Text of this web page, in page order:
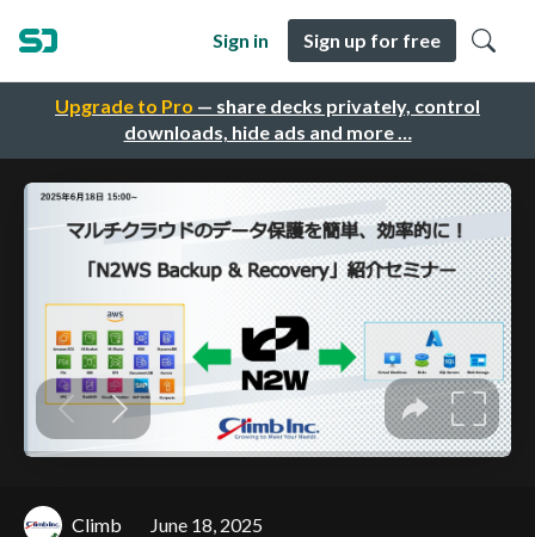
Upgrade to Pro — share decks privately, control
downloads, hide ads and more …
Sign in Sign up for free
Climb June 18, 2025